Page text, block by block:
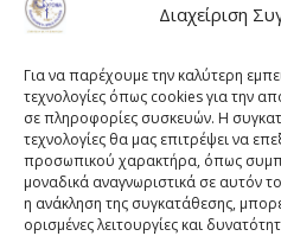
Διαχείριση
Για να παρέχουμε την καλύτερη
τεχνολογίες όπως cookies για την
σε πληροφορίες συσκευών. Η
τεχνολογίες θα μας επιτρέψει να
προσωπικού χαρακτήρα, όπως
μοναδικά αναγνωριστικά σε αυτόν
η ανάκληση της συγκατάθεσης,
ορισμένες λειτουργίες και
Πλουτάρχου 3,
Email